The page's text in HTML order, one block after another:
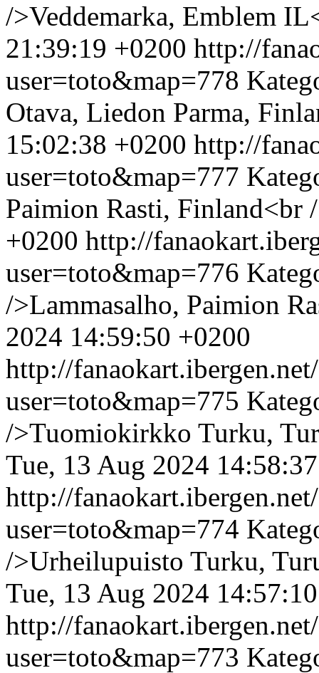
/>Veddemarka, Emblem
21:39:19 +0200 http://
user=toto&map=778
Otava, Liedon Parma,
15:02:38 +0200 http://
user=toto&map=777
Paimion Rasti, Finland<br
+0200 http://
user=toto&map=776
/>Lammasalho, Paimion
2024 14:59:50 +0200
http://
user=toto&map=775
/>Tuomiokirkko Turku,
Tue, 13 Aug 2024
http://
user=toto&map=774
/>Urheilupuisto Turku,
Tue, 13 Aug 2024
http://
user=toto&map=773